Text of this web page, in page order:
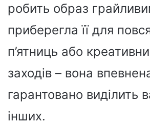
робить образ
приберегла її для
п’ятниць або
заходів – вона
гарантовано виділить
інших.